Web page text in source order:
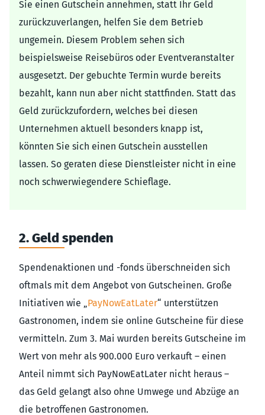
Sie einen Gutschein annehmen, statt Ihr Geld
zurückzuverlangen, helfen Sie dem Betrieb
ungemein. Diesem Problem sehen sich
beispielsweise Reisebüros oder Eventveranstalter
ausgesetzt. Der gebuchte Termin wurde bereits
bezahlt, kann nun aber nicht stattfinden. Statt das
Geld zurückzufordern, welches bei diesen
Unternehmen aktuell besonders knapp ist,
könnten Sie sich einen Gutschein ausstellen
lassen. So geraten diese Dienstleister nicht in eine
noch schwerwiegendere Schieflage.
2. Geld spenden
Spendenaktionen und -fonds überschneiden sich
oftmals mit dem Angebot von Gutscheinen. Große
Initiativen wie „PayNowEatLater“ unterstützen
Gastronomen, indem sie online Gutscheine für diese
vermitteln. Zum 3. Mai wurden bereits Gutscheine im
Wert von mehr als 900.000 Euro verkauft – einen
Anteil nimmt sich PayNowEatLater nicht heraus –
das Geld gelangt also ohne Umwege und Abzüge an
die betroffenen Gastronomen.